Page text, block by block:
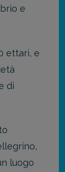
e
ettari, e
di
luogo